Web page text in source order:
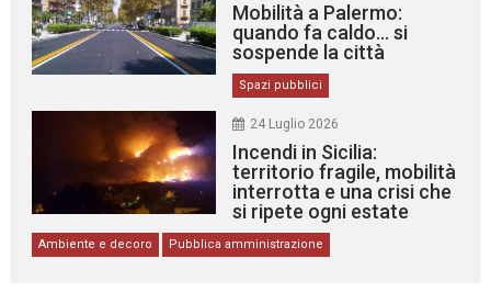
Mobilità a Palermo:
quando fa caldo… si
sospende la città
Spazi pubblici
24 Luglio 2026
Incendi in Sicilia:
territorio fragile, mobilità
interrotta e una crisi che
si ripete ogni estate
Ambiente e decoro Pubblica amministrazione